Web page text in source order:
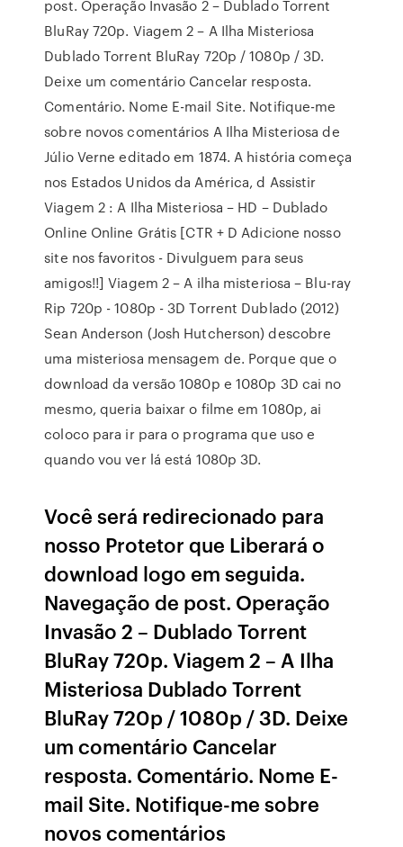
post. Operação Invasão 2 – Dublado Torrent
BluRay 720p. Viagem 2 – A Ilha Misteriosa
Dublado Torrent BluRay 720p / 1080p / 3D.
Deixe um comentário Cancelar resposta.
Comentário. Nome E-mail Site. Notifique-me
sobre novos comentários A Ilha Misteriosa de
Júlio Verne editado em 1874. A história começa
nos Estados Unidos da América, d Assistir
Viagem 2 : A Ilha Misteriosa – HD – Dublado
Online Online Grátis [CTR + D Adicione nosso
site nos favoritos - Divulguem para seus
amigos!!] Viagem 2 – A ilha misteriosa – Blu-ray
Rip 720p - 1080p - 3D Torrent Dublado (2012)
Sean Anderson (Josh Hutcherson) descobre
uma misteriosa mensagem de. Porque que o
download da versão 1080p e 1080p 3D cai no
mesmo, queria baixar o filme em 1080p, ai
coloco para ir para o programa que uso e
quando vou ver lá está 1080p 3D.
Você será redirecionado para
nosso Protetor que Liberará o
download logo em seguida.
Navegação de post. Operação
Invasão 2 – Dublado Torrent
BluRay 720p. Viagem 2 – A Ilha
Misteriosa Dublado Torrent
BluRay 720p / 1080p / 3D. Deixe
um comentário Cancelar
resposta. Comentário. Nome E-
mail Site. Notifique-me sobre
novos comentários